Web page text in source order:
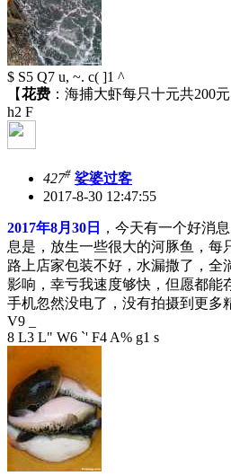
$ S5 Q7 u, ~. c( ]1 ^
【花费 ：海捕大虾每只十元共200元
h2 F
427# 娑婆过客
2017-8-30 12:47:55
2017年8月30日
，今天有一个好消
息是，放生一些很大的河豚鱼，每
路上店家包装不好，水漏撒了，全
影响，幸亏我速度够快，但愿都能
手机忽然没电了，没有拍摄到更多
V9 _
8 L3 L" W6 `' F4 A% g1 s